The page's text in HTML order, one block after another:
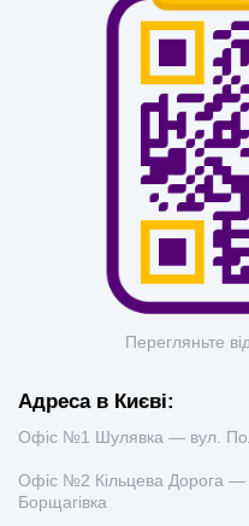
Перегляньте
Адреса в Києві:
Офіс №1 Шулявка — вул.
Офіс №2 Кільцева Дорога —
Борщагівка